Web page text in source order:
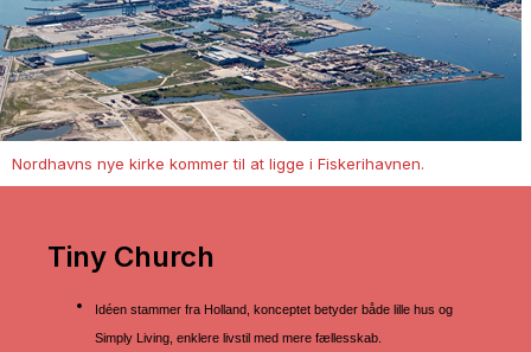
Nordhavns nye kirke kommer til at ligge i Fiskerihavnen.
Tiny Church
Idéen stammer fra Holland, konceptet betyder både lille hus og
Simply Living, enklere livstil med mere fællesskab.